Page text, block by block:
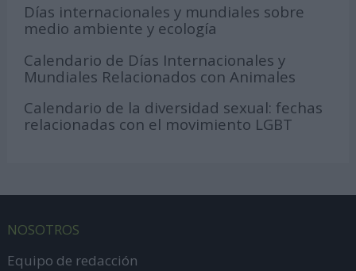
Días internacionales y mundiales sobre
medio ambiente y ecología
Calendario de Días Internacionales y
Mundiales Relacionados con Animales
Calendario de la diversidad sexual: fechas
relacionadas con el movimiento LGBT
NOSOTROS
Equipo de redacción